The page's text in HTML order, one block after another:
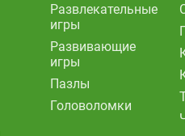
Развлекательные
игры
Развивающие
игры
Пазлы
Головоломки